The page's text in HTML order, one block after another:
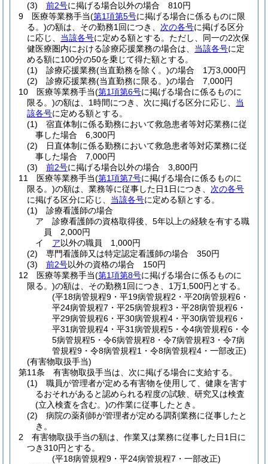
(3)
前2号に掲げる場合以外の場合 810円
9
医療等業務手当(第1項第5号に掲げる場合に係るものに限
る。)の額は、その勤務1回につき、 次の各号に掲げる区分
に応じ、 当該各号に定める額とする。 ただし、同一の2次保
健医療圏内における診療応援業務の場合は、 当該各号に定
める額に100分の50を乗じて得た額とする。
(1)
診療応援業務(当直勤務を除く。)の場合 1万3,000円
(2)
診療応援業務(当直勤務に限る。)の場合 7,000円
10
医療等業務手当(第1項第6号に掲げる場合に係るものに
限る。)の額は、1時間につき、次に掲げる区分に応じ、 当
該各号に定める額とする。
(1)
宿直体制に係る勤務において救急患者等対応業務に従
事した場合 6,300円
(2)
日直体制に係る勤務において救急患者等対応業務に従
事した場合 7,000円
(3)
前2号に掲げる場合以外の場合 3,800円
11
医療等業務手当(第1項第7号に掲げる場合に係るものに
限る。)の額は、業務等に従事した日1日につき、 次の各号
に掲げる区分に応じ、 当該各号に定める額とする。
(1)
診療看護師の場合
ア
診療看護師の資格取得後、5年以上の経験を有する職
員 2,000円
イ
ア以外の職員 1,000円
(2)
専門看護師又は特定認定看護師の場合 350円
(3)
前2号以外の資格の場合 150円
12
医療等業務手当(第1項第8号に掲げる場合に係るものに
限る。)の額は、その勤務1回につき、1万1,500円とする。
(平18病管規程9・平19病管規程2・平20病管規程6・
平24病管規程7・平25病管規程3・平28病管規程6・
平29病管規程6・平30病管規程4・平30病管規程6・
平31病管規程4・平31病管規程5・令4病管規程6・令
5病管規程5・令6病管規程8・令7病管規程3・令7病
管規程9・令8病管規程1・令8病管規程4・一部改正)
(有害物取扱手当)
第11条
有害物取扱手当は、次に掲げる場合に支給する。
(1)
職員が管理者が定める有害物を使用して、健康を害す
るおそれがあると認められる程度の試験、研究又は検査
(立入検査を含む。)の作業に従事したとき。
(2)
病院の薬剤師が管理者が定める調剤業務に従事したと
き。
2
有害物取扱手当の額は、作業又は業務に従事した日1日に
つき310円とする。
(平18病管規程9・平24病管規程7・一部改正)